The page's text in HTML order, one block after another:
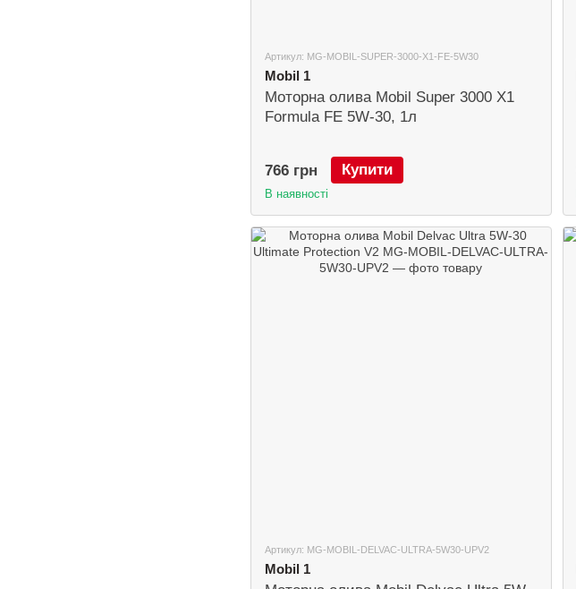
Артикул: MG-MOBIL-SUPER-3000-X1-FE-5W30
Mobil 1
Моторна олива Mobil Super 3000 X1
Formula FE 5W-30, 1л
766 грн Купити
В наявності
Артикул: MG-MOBIL-DELVAC-ULTRA-5W30-UPV2
Mobil 1